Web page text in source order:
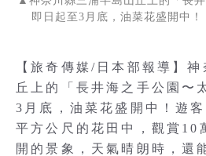
即日起至3月底，油菜花盛開中
【旅奇傳媒/日本部報導】
丘上的「長井海之手公園〜
3月底，油菜花盛開中！遊
平方公尺的花田中，觀賞10
開的景象，天氣晴朗時，還